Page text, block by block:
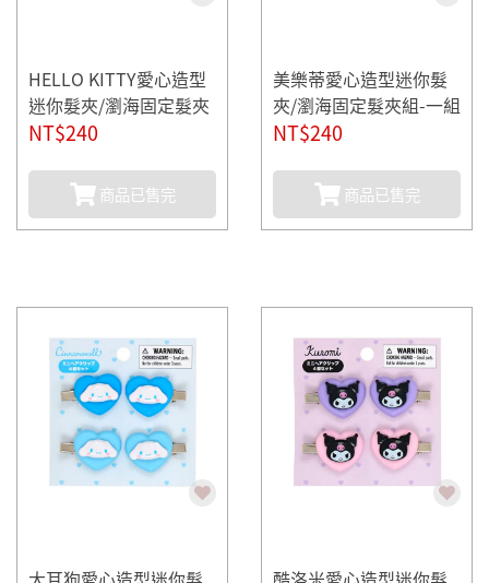
HELLO KITTY愛心造型
迷你髮夾/瀏海固定髮夾
組-一組4個入
NT$240
商品已售完
美樂蒂愛心造型迷你髮
夾/瀏海固定髮夾組-一組
4個入
NT$240
商品已售完